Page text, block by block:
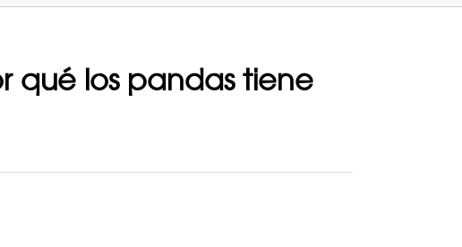
qué los pandas tiene